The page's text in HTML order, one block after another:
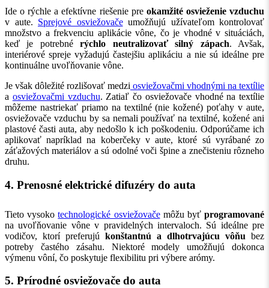
Ide o rýchle a efektívne riešenie pre okamžité osvieženie vzduchu
v aute. Sprejové osviežovačeumožňujú užívateľom kontrolovať
množstvo a frekvenciu aplikácie vône, čo je vhodné v situáciách,
keď je potrebnérýchlo neutralizovať silný zápach. Avšak,
interiérové spreje vyžadujú častejšiu aplikáciu a nie sú ideálne pre
kontinuálne uvoľňovanie vône.
Je však dôležité rozlišovať medzi osviežovačmi vhodnými na textílie
a osviežovačmi vzduchu. Zatiaľ čo osviežovače vhodné na textílie
môžeme nastriekať priamo na textilné (nie kožené) poťahy v aute,
osviežovače vzduchu by sa nemali používať na textilné, kožené ani
plastové časti auta, aby nedošlo k ich poškodeniu. Odporúčame ich
aplikovať napríklad na koberčeky v aute, ktoré sú vyrábané zo
záťažových materiálov a sú odolné voči špine a znečisteniu rôzneho
druhu.
4. Prenosné elektrické difuzéry do auta
Tieto vysokotechnologické osviežovačemôžu byťprogramované
na uvoľňovanie vône v pravidelných intervaloch. Sú ideálne pre
vodičov, ktorí preferujú konštantnú a dlhotrvajúcu vôňu bez
potreby častého zásahu. Niektoré modely umožňujú dokonca
výmenu vôní, čo poskytuje flexibilitu pri výbere arómy.
5. Prírodné osviežovače do auta